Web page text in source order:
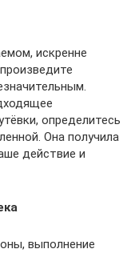
искренне
определитесь
Она получила
действие и
выполнение